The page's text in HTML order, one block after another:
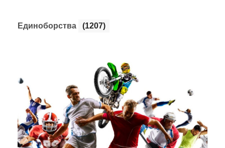
Единоборства (1207)